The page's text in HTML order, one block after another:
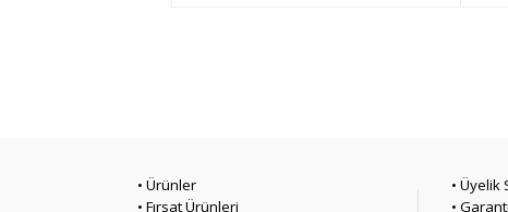
• Ürünler
• Fırsat Ürünleri
• Üyelik
•